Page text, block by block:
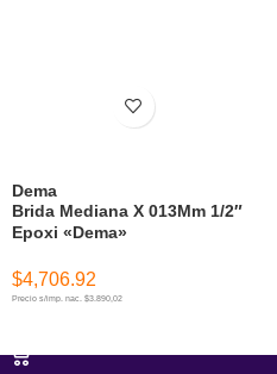
Brida Mediana X 013Mm 1/2″
Epoxi «Dema»
Dema
$4,706.92
Precio s/imp. nac. $3.890,02